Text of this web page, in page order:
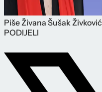
PišeŽivana Šušak Živković
PODIJELI